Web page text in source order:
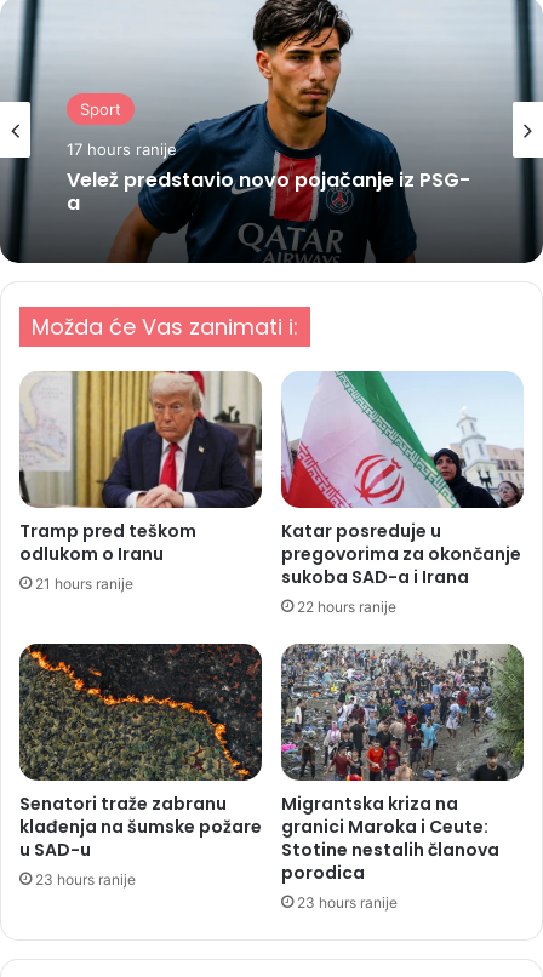
Sport
17 hours ranije
Velež predstavio novo pojačanje iz PSG-
a
Možda će Vas zanimati i:
Tramp pred teškom
odlukom o Iranu
21 hours ranije
Katar posreduje u
pregovorima za okončanje
sukoba SAD-a i Irana
22 hours ranije
Senatori traže zabranu
klađenja na šumske požare
u SAD-u
23 hours ranije
Migrantska kriza na
granici Maroka i Ceute:
Stotine nestalih članova
porodica
23 hours ranije